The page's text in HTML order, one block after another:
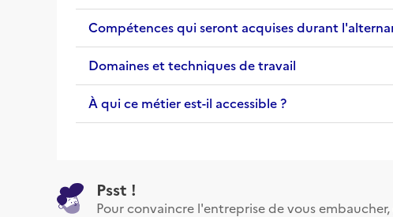
Compétences qui seront acquises durant
Domaines et techniques de travail
À qui ce métier est-il accessible ?
Psst !
Pour convaincre l'entreprise de vous embaucher,